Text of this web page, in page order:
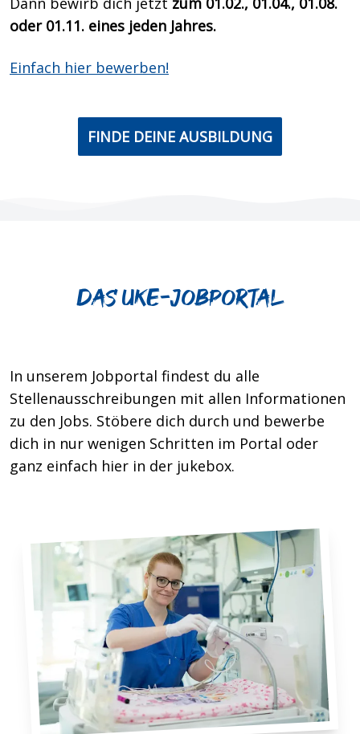
oder 01.11. eines jeden Jahres.
Einfach hier bewerben!
FINDE DEINE AUSBILDUNG
Das UKE-jobportal
In unserem Jobportal findest du alle
Stellenausschreibungen mit allen Informationen
zu den Jobs. Stöbere dich durch und bewerbe
dich in nur wenigen Schritten im Portal oder
ganz einfach hier in der jukebox.